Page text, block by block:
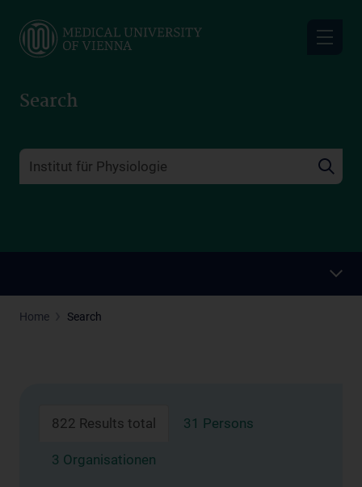
main
Search
Home Search
822 Results total 31 Persons
3 Organisationen